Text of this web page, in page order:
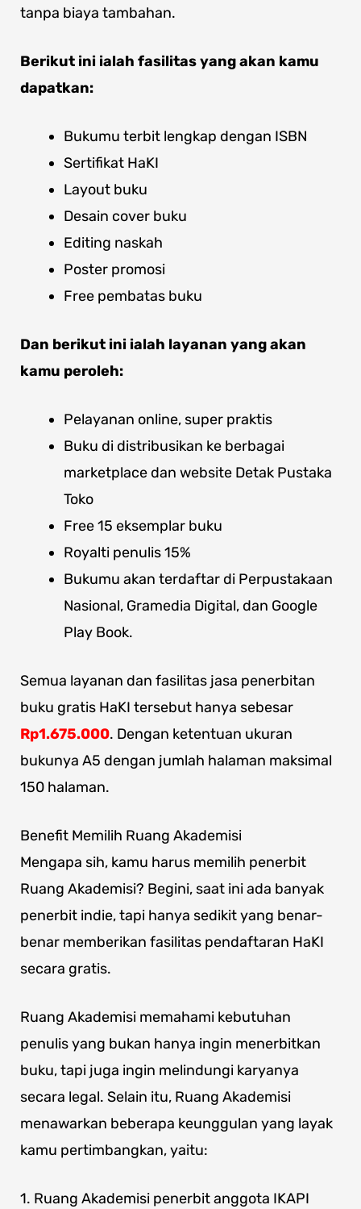
tanpa biaya tambahan.
Berikut ini ialah fasilitas yang akan kamu
dapatkan:
Bukumu terbit lengkap dengan ISBN
Sertifikat HaKI
Layout buku
Desain cover buku
Editing naskah
Poster promosi
Free pembatas buku
Dan berikut ini ialah layanan yang akan
kamu peroleh:
Pelayanan online, super praktis
Buku di distribusikan ke berbagai
marketplace dan website Detak Pustaka
Toko
Free 15 eksemplar buku
Royalti penulis 15%
Bukumu akan terdaftar di Perpustakaan
Nasional, Gramedia Digital, dan Google
Play Book.
Semua layanan dan fasilitas jasa penerbitan
buku gratis HaKI tersebut hanya sebesar
Rp1.675.000. Dengan ketentuan ukuran
bukunya A5 dengan jumlah halaman maksimal
150 halaman.
Benefit Memilih Ruang Akademisi
Mengapa sih, kamu harus memilih penerbit
Ruang Akademisi? Begini, saat ini ada banyak
penerbit indie, tapi hanya sedikit yang benar-
benar memberikan fasilitas pendaftaran HaKI
secara gratis.
Ruang Akademisi memahami kebutuhan
penulis yang bukan hanya ingin menerbitkan
buku, tapi juga ingin melindungi karyanya
secara legal. Selain itu, Ruang Akademisi
menawarkan beberapa keunggulan yang layak
kamu pertimbangkan, yaitu:
1. Ruang Akademisi penerbit anggota IKAPI